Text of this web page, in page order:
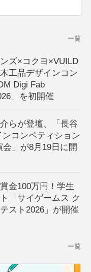
一覧
ズ×コクヨ×VUILD
工品デザインコン
Digi Fab
」を初開催
らが登壇、「長谷
コンペティション
」が8月19日に開
金100万円！学生
「サイゲームス ク
スト2026」が開催
一覧